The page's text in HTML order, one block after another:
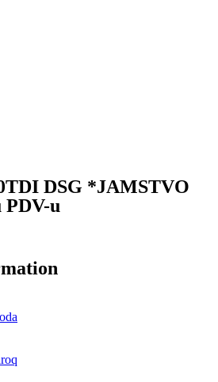
DSG *JAMSTVO
PDV-u